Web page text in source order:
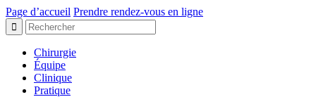
Page d’accueil Prendre rendez-vous en ligne
Chirurgie
Équipe
Clinique
Pratique